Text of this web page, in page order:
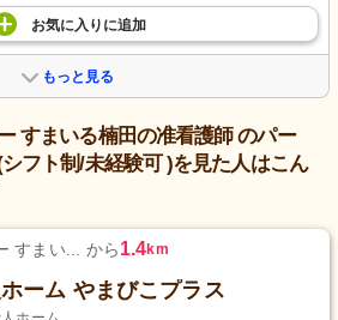
お気に入り に追加
もっと見る
すまいる楠田の准看護師 のパー
シフト制/未経験可 )を見た人はこん
すまい... から1.4km
ーム やまびこプラス